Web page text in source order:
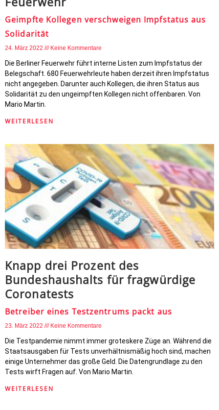
Geimpfte Kollegen verschweigen Impfstatus aus
Solidarität
24. März 2022 Keine Kommentare
Die Berliner Feuerwehr führt interne Listen zum Impfstatus der
Belegschaft. 680 Feuerwehrleute haben derzeit ihren Impfstatus
nicht angegeben. Darunter auch Kollegen, die ihren Status aus
Solidarität zu den ungeimpften Kollegen nicht offenbaren. Von
Mario Martin.
WEITERLESEN
Knapp drei Prozent des
Bundeshaushalts für fragwürdige
Coronatests
Betreiber eines Testzentrums packt aus
23. März 2022 Keine Kommentare
Die Testpandemie nimmt immer groteskere Züge an. Während die
Staatsausgaben für Tests unverhältnismäßig hoch sind, machen
einige Unternehmer das große Geld. Die Datengrundlage zu den
Tests wirft Fragen auf. Von Mario Martin.
WEITERLESEN